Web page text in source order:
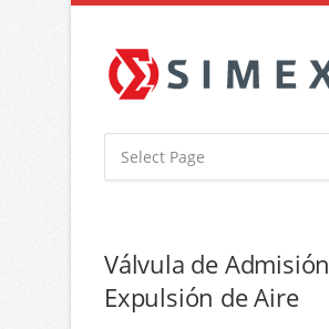
Válvula de
Expulsión de Aire